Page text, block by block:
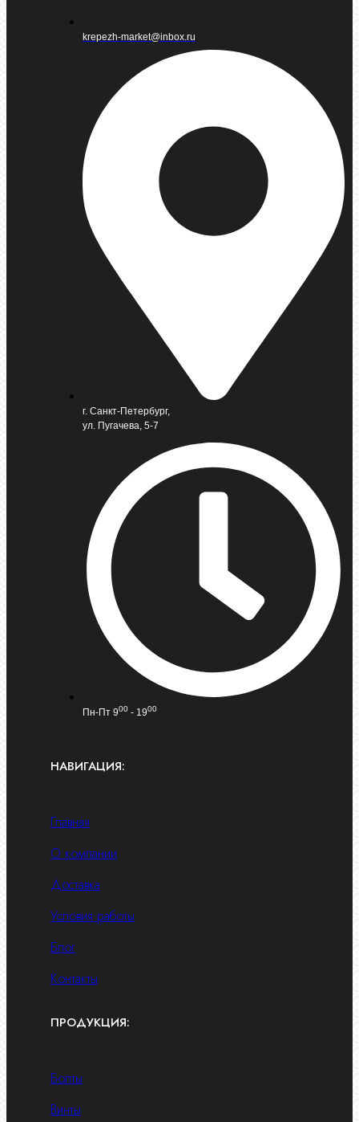
krepezh-market@inbox.ru
г. Санкт-Петербург,
ул. Пугачева, 5-7
Пн-Пт 900 - 1900
НАВИГАЦИЯ:
Главная
О компании
Доставка
Условия работы
Блог
Контакты
ПРОДУКЦИЯ:
Болты
Винты